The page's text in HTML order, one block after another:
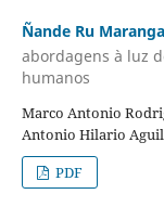
Ñande Ru
abordagens à luz
humanos
Marco Antonio
Antonio Hilario
PDF